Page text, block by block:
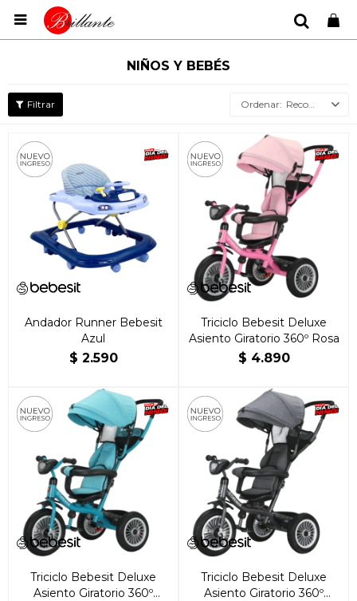

NIÑOS Y BEBÉS
Recomendados
Andador Runner Bebesit
Azul
$ 2.590
Triciclo Bebesit Deluxe
Asiento Giratorio 360º Rosa
$ 4.890
Triciclo Bebesit Deluxe
Asiento Giratorio 360º
Triciclo Bebesit Deluxe
Asiento Giratorio 360º